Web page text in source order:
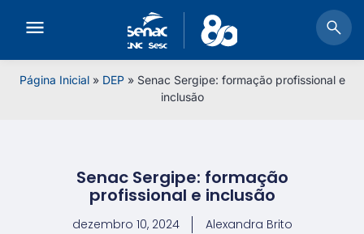
Página Inicial» DEP» Senac Sergipe: formação profissional e
inclusão
Senac Sergipe: formação
profissional e inclusão
dezembro 10, 2024 Alexandra Brito